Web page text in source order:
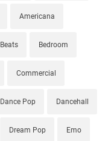
Americana
Beats Bedroom
Commercial
Dance Pop Dancehall
Dream Pop Emo